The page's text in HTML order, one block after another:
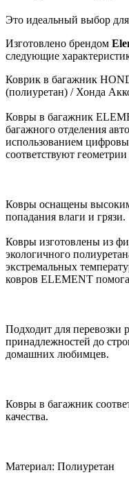
Это идеальный выбор для
Изготовлено брендом
следующие
Коврик в багажник
(полиуретан) / Хонда
Ковры в багажник
багажного отделения
использованием
соответствуют
Ковры оснащены
попадания влаги и грязи.
Ковры изготовлены из
экологичного
экстремальных
ковров ELEMENT
Подходит для перевозки
принадлежностей до
домашних любимцев.
Ковры в багажник
качества.
Материал: Полиуретан